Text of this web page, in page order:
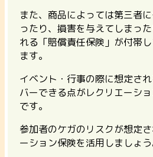
また、 商品によっては第三者
ったり、損害を与えてしまっ
れる「賠償責任保険」が付帯
ます。
イベント・行事の際に想定さ
バーできる点がレクリエーシ
です。
参加者のケガのリスクが想定
ーション保険を活用しましょう